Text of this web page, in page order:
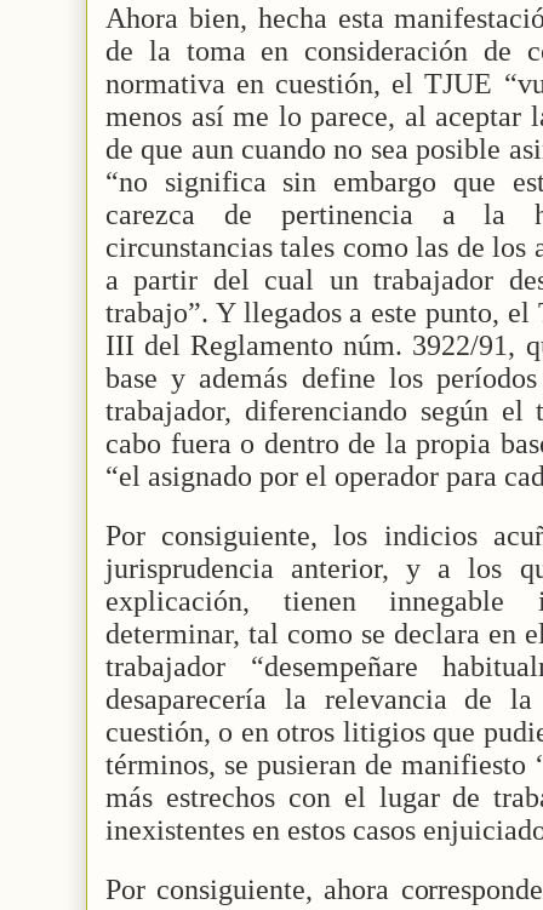
Ahora bien, hecha esta
de la toma en consideración de
normativa en cuestión, el TJUE
menos así me lo parece, al aceptar
de que aun cuando no sea posible
“no significa sin embargo que
carezca de pertinencia a la
circunstancias tales como las de los
a partir del cual un trabajador
trabajo”. Y llegados a este punto,
III del Reglamento núm. 3922/91,
base y además define los
trabajador, diferenciando según
cabo fuera o dentro de la propia
“el asignado por el operador para
Por consiguiente, los indicios
jurisprudencia anterior, y a los
explicación, tienen innegable
determinar, tal como se declara en
trabajador “desempeñare
desaparecería la relevancia de
cuestión, o en otros litigios que
términos, se pusieran de manifiesto
más estrechos con el lugar de
inexistentes en estos casos
Por consiguiente, ahora